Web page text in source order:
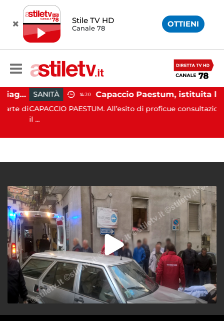
Stile TV HD
Canale 78 OTTIENI
Montecorice, blitz sulle spiagge libere: sequestrati oltre 300 ombrelloni e lettini lasciati sull’arenile
di
SANITÀ 14:20
CAPACCIO PAESTUM. All’esito di proficue consultazioni tra